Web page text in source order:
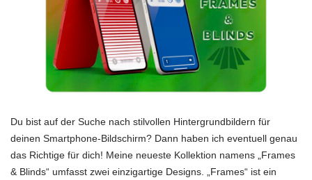
Du bist auf der Suche nach stilvollen Hintergrundbildern für
deinen Smartphone-Bildschirm? Dann haben ich eventuell genau
das Richtige für dich! Meine neueste Kollektion namens „Frames
& Blinds“ umfasst zwei einzigartige Designs. „Frames“ ist ein